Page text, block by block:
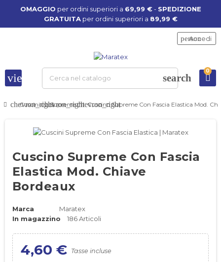
OMAGGIO per ordini superiori a 69,99 €- SPEDIZIONE
GRATUITAper ordini superiori a 89,99 €
view_headline search
person
Accedi
0
chevron_right
Cuscinichevron_right
Supremechevron_right
Cuscino Supreme Con Fascia Elastica Mod.
Cuscino Supreme Con Fascia
Elastica Mod. Chiave
Bordeaux
Marca
Maratex
In magazzino
186 Articoli
4,60 € Tasse incluse